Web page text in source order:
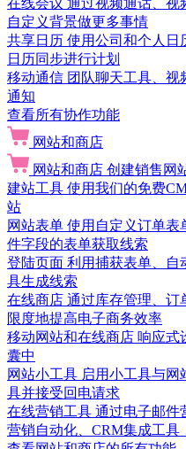
在线会议 通过视频通话、视
自定义背景做更多事情
共享日历 使用公司和个人日
日历同步进行计划
移动通信 团队聊天工具、视
通知
查看所有协作功能
网站和商店
网站和商店 创建销售网
建站工具 使用我们的免费
站
网站表单 使用自定义订单表
件字段的表单获取线索
登陆页面 利用捕获表单、自
具生成线索
在线商店 通过库存管理、订
限度地提高电子商务效率
移动网站和在线商店 响应式
囊中
网站小工具 启用小工具与网
具并接受回电请求
在线营销工具 通过电子邮件
营销自动化、CRM集成工具